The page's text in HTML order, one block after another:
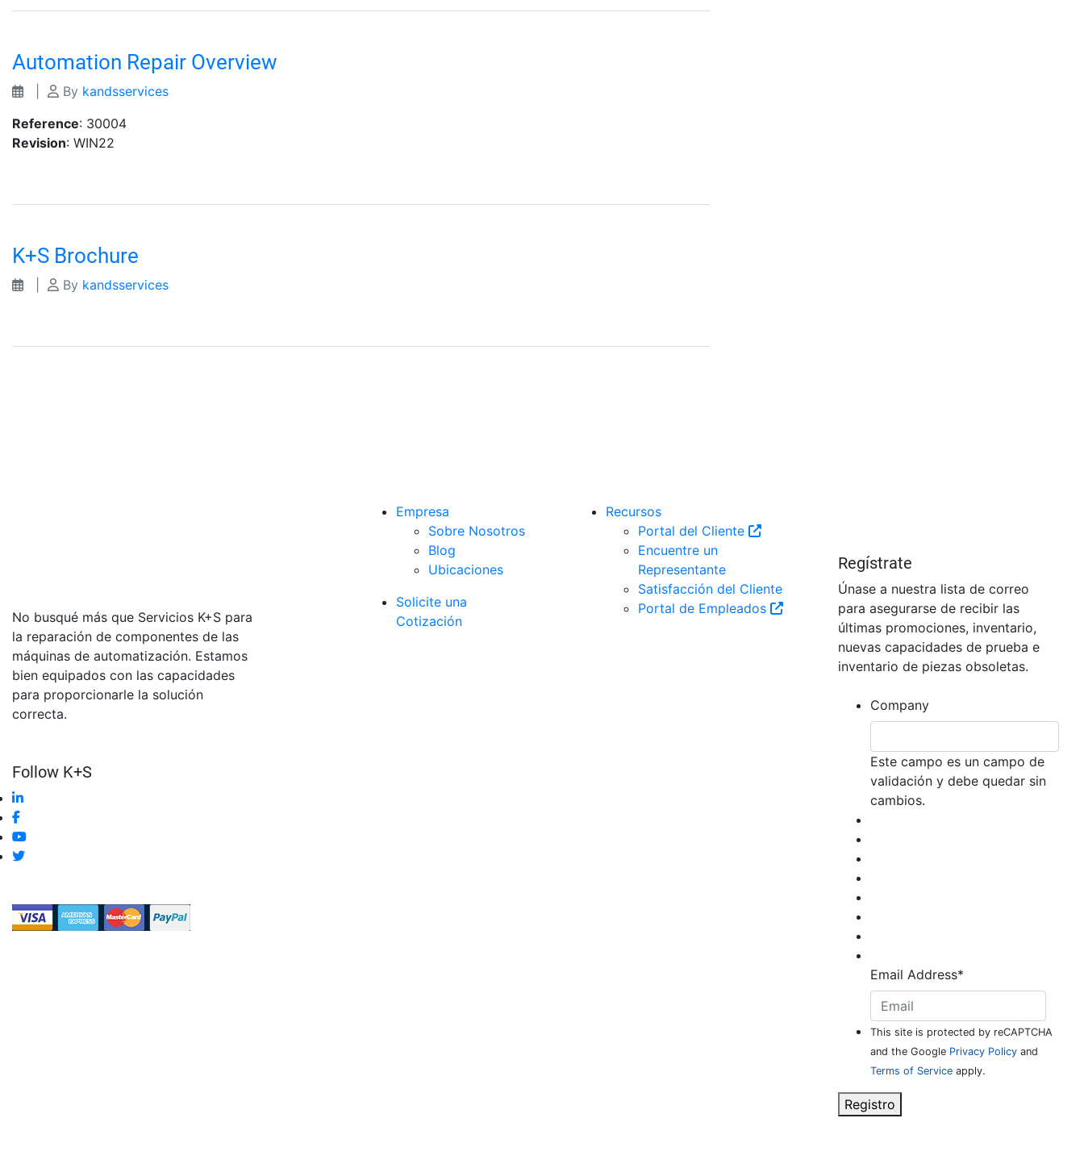
Automation Repair Overview
By kandsservices
Reference: 30004
Revision: WIN22
K+S Brochure
By kandsservices
No busqué más que Servicios K+S para
la reparación de componentes de las
máquinas de automatización. Estamos
bien equipados con las capacidades
para proporcionarle la solución
correcta.
Follow K+S
Empresa
Sobre Nosotros
Blog
Ubicaciones
Solicite una
Cotización
Recursos
Portal del Cliente
Encuentre un
Representante
Satisfacción del Cliente
Portal de Empleados
Regístrate
Únase a nuestra lista de correo
para asegurarse de recibir las
últimas promociones, inventario,
nuevas capacidades de prueba e
inventario de piezas obsoletas.
Company
Este campo es un campo de
validación y debe quedar sin
cambios.
Email Address*
This site is protected by reCAPTCHA
and the Google Privacy Policy and
Terms of Service apply.
Registro